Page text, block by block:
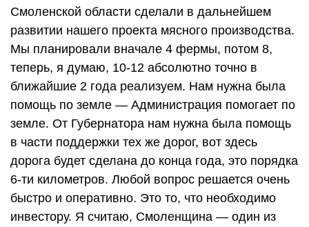
Смоленской области сделали в дальнейшем
развитии нашего проекта мясного производства.
Мы планировали вначале 4 фермы, потом 8,
теперь, я думаю, 10-12 абсолютно точно в
ближайшие 2 года реализуем. Нам нужна была
помощь по земле — Администрация помогает по
земле. От Губернатора нам нужна была помощь
в части поддержки тех же дорог, вот здесь
дорога будет сделана до конца года, это порядка
6-ти километров. Любой вопрос решается очень
быстро и оперативно. Это то, что необходимо
инвестору. Я считаю, Смоленщина — один из